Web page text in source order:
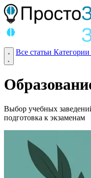
Все статьи Категории
Выбор учебных
подготовка к экзаменам